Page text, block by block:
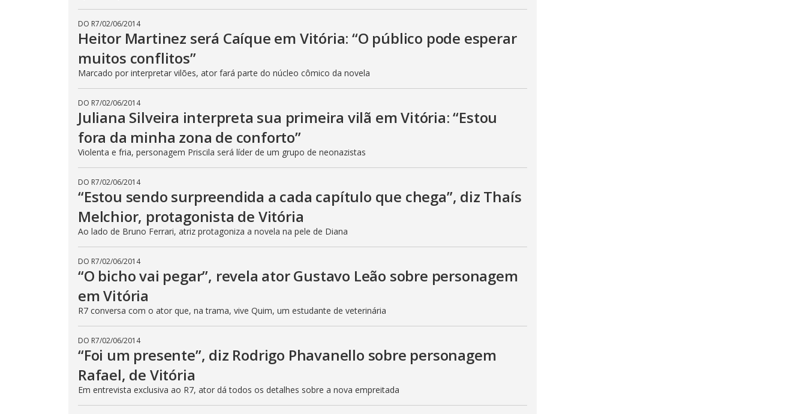
DO R7/02/06/2014
Heitor Martinez será Caíque em Vitória: “O público pode esperar
muitos conflitos”
Marcado por interpretar vilões, ator fará parte do núcleo cômico da novela
DO R7/02/06/2014
Juliana Silveira interpreta sua primeira vilã em Vitória: “Estou
fora da minha zona de conforto”
Violenta e fria, personagem Priscila será líder de um grupo de neonazistas
DO R7/02/06/2014
“Estou sendo surpreendida a cada capítulo que chega”, diz Thaís
Melchior, protagonista de Vitória
Ao lado de Bruno Ferrari, atriz protagoniza a novela na pele de Diana
DO R7/02/06/2014
“O bicho vai pegar”, revela ator Gustavo Leão sobre personagem
em Vitória
R7 conversa com o ator que, na trama, vive Quim, um estudante de veterinária
DO R7/02/06/2014
“Foi um presente”, diz Rodrigo Phavanello sobre personagem
Rafael, de Vitória
Em entrevista exclusiva ao R7, ator dá todos os detalhes sobre a nova empreitada